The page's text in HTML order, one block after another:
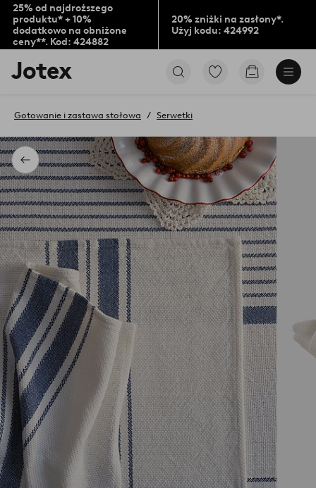
25% od najdroższego
produktu* + 10%
dodatkowo na obniżone
ceny**. Kod: 424882
20% zniżki na zasłony*.
Użyj kodu: 424992
Logo
Jotex
na
stronę
PrzejdźPrzejdź
Powrót
Gotowanie i zastawa stołowa Serwetki